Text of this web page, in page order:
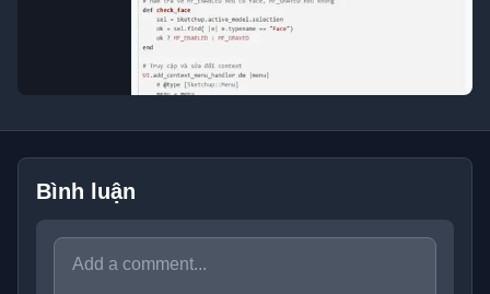
Bình luận